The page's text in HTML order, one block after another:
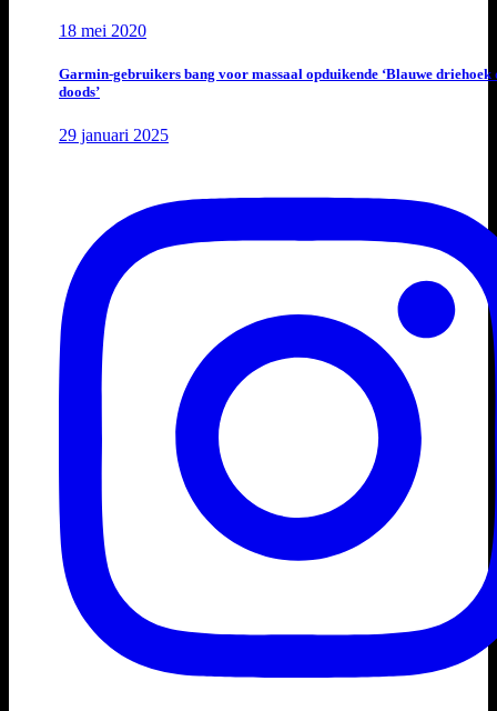
18 mei 2020
Garmin-gebruikers bang voor massaal opduikende ‘Blauwe driehoek
doods’
29 januari 2025